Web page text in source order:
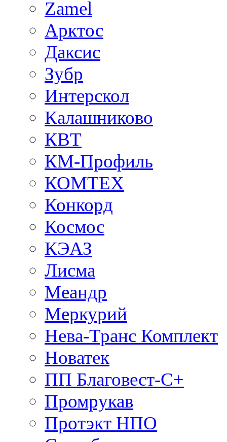
Zamel
Арктос
Даксис
Зубр
Интерскол
Калашниково
КВТ
КМ-Профиль
КОМТЕХ
Конкорд
Космос
КЭАЗ
Лисма
Меандр
Меркурий
Нева-Транс Комплект
Новатек
ПП Благовест-С+
Промрукав
Протэкт НПО